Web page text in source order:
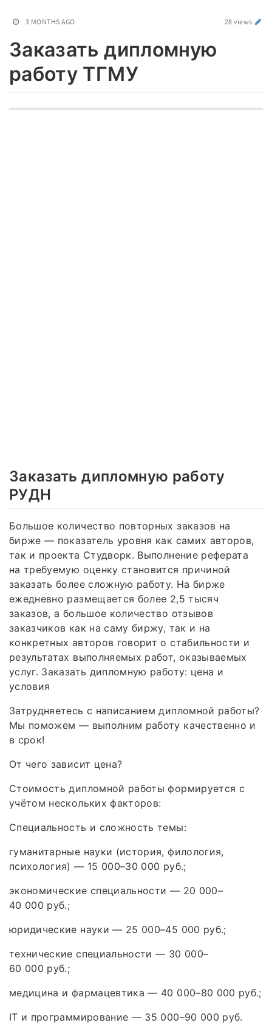
3 MONTHS AGO 28 views
Заказать дипломную
работу ТГМУ
Заказать дипломную работу
РУДН
Большое количество повторных заказов на
бирже — показатель уровня как самих авторов,
так и проекта Студворк. Выполнение реферата
на требуемую оценку становится причиной
заказать более сложную работу. На бирже
ежедневно размещается более 2,5 тысяч
заказов, а большое количество отзывов
заказчиков как на саму биржу, так и на
конкретных авторов говорит о стабильности и
результатах выполняемых работ, оказываемых
услуг. Заказать дипломную работу: цена и
условия
Затрудняетесь с написанием дипломной работы?
Мы поможем — выполним работу качественно и
в срок!
От чего зависит цена?
Стоимость дипломной работы формируется с
учётом нескольких факторов:
Специальность и сложность темы:
гуманитарные науки (история, филология,
психология) — 15 000–30 000 руб.;
экономические специальности — 20 000–
40 000 руб.;
юридические науки — 25 000–45 000 руб.;
технические специальности — 30 000–
60 000 руб.;
медицина и фармацевтика — 40 000–80 000 руб.;
IT и программирование — 35 000–90 000 руб.